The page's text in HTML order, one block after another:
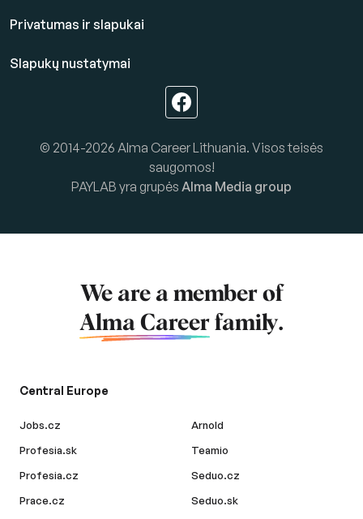
Privatumas ir slapukai
Slapukų nustatymai
© 2014-2026 Alma Career Lithuania. Visos teisės
saugomos!
PAYLAB yra grupės Alma Media group
We are a member of
Alma Career family.
Central Europe
Jobs.cz
Profesia.sk
Profesia.cz
Prace.cz
Arnold
Teamio
Seduo.cz
Seduo.sk